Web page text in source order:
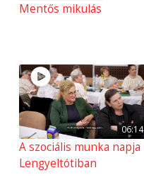
Mentős mikulás
06:14
A szociális munka napja
Lengyeltótiban